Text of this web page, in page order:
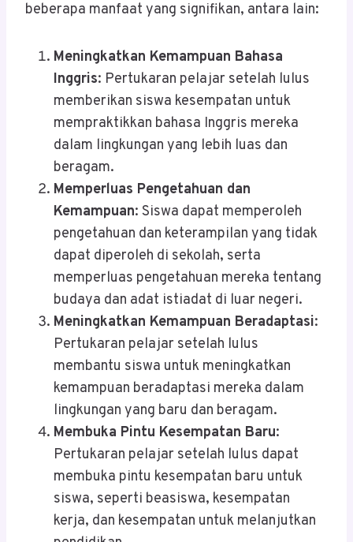
beberapa manfaat yang signifikan, antara lain:
Meningkatkan Kemampuan Bahasa
Inggris: Pertukaran pelajar setelah lulus
memberikan siswa kesempatan untuk
mempraktikkan bahasa Inggris mereka
dalam lingkungan yang lebih luas dan
beragam.
Memperluas Pengetahuan dan
Kemampuan: Siswa dapat memperoleh
pengetahuan dan keterampilan yang tidak
dapat diperoleh di sekolah, serta
memperluas pengetahuan mereka tentang
budaya dan adat istiadat di luar negeri.
Meningkatkan Kemampuan Beradaptasi:
Pertukaran pelajar setelah lulus
membantu siswa untuk meningkatkan
kemampuan beradaptasi mereka dalam
lingkungan yang baru dan beragam.
Membuka Pintu Kesempatan Baru:
Pertukaran pelajar setelah lulus dapat
membuka pintu kesempatan baru untuk
siswa, seperti beasiswa, kesempatan
kerja, dan kesempatan untuk melanjutkan